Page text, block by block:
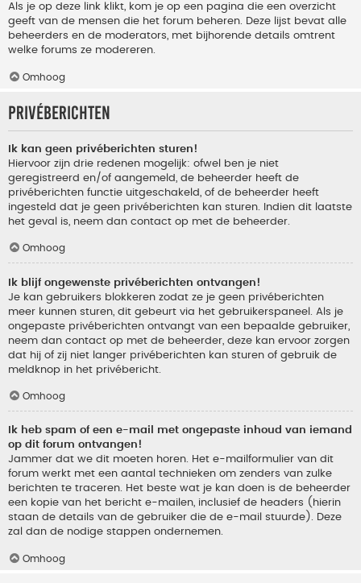
Als je op deze link klikt, kom je op een pagina die een overzicht
geeft van de mensen die het forum beheren. Deze lijst bevat alle
beheerders en de moderators, met bijhorende details omtrent
welke forums ze modereren.
Omhoog
Privéberichten
Ik kan geen privéberichten sturen!
Hiervoor zijn drie redenen mogelijk: ofwel ben je niet
geregistreerd en/of aangemeld, de beheerder heeft de
privéberichten functie uitgeschakeld, of de beheerder heeft
ingesteld dat je geen privéberichten kan sturen. Indien dit laatste
het geval is, neem dan contact op met de beheerder.
Omhoog
Ik blijf ongewenste privéberichten ontvangen!
Je kan gebruikers blokkeren zodat ze je geen privéberichten
meer kunnen sturen, dit gebeurt via het gebruikerspaneel. Als je
ongepaste privéberichten ontvangt van een bepaalde gebruiker,
neem dan contact op met de beheerder, deze kan ervoor zorgen
dat hij of zij niet langer privéberichten kan sturen of gebruik de
meldknop in het privébericht.
Omhoog
Ik heb spam of een e-mail met ongepaste inhoud van iemand
op dit forum ontvangen!
Jammer dat we dit moeten horen. Het e-mailformulier van dit
forum werkt met een aantal technieken om zenders van zulke
berichten te traceren. Het beste wat je kan doen is de beheerder
een kopie van het bericht e-mailen, inclusief de headers (hierin
staan de details van de gebruiker die de e-mail stuurde). Deze
zal dan de nodige stappen ondernemen.
Omhoog